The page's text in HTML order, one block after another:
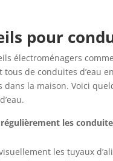
pour
électroménagers
tous de conduites d’eau
dans la maison. Voici
les
les tuyaux